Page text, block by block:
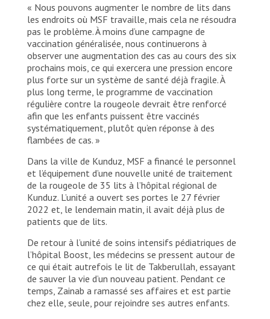
« Nous pouvons augmenter le nombre de lits dans
les endroits où MSF travaille, mais cela ne résoudra
pas le problème. À moins d’une campagne de
vaccination généralisée, nous continuerons à
observer une augmentation des cas au cours des six
prochains mois, ce qui exercera une pression encore
plus forte sur un système de santé déjà fragile. À
plus long terme, le programme de vaccination
régulière contre la rougeole devrait être renforcé
afin que les enfants puissent être vaccinés
systématiquement, plutôt qu’en réponse à des
flambées de cas. »
Dans la ville de Kunduz, MSF a financé le personnel
et l’équipement d’une nouvelle unité de traitement
de la rougeole de 35 lits à l’hôpital régional de
Kunduz. L’unité a ouvert ses portes le 27 février
2022 et, le lendemain matin, il avait déjà plus de
patients que de lits.
De retour à l’unité de soins intensifs pédiatriques de
l’hôpital Boost, les médecins se pressent autour de
ce qui était autrefois le lit de Takberullah, essayant
de sauver la vie d’un nouveau patient. Pendant ce
temps, Zainab a ramassé ses affaires et est partie
chez elle, seule, pour rejoindre ses autres enfants.